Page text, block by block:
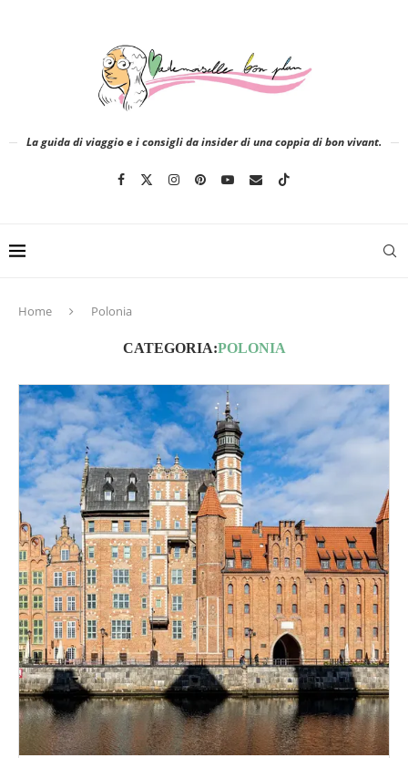
La guida di viaggio e i consigli da insider di una coppia di bon vivant.
Home Polonia
CATEGORIA:POLONIA